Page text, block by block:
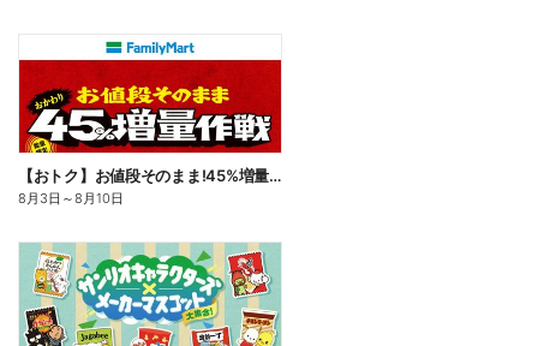
【おトク】お値段そのまま!45%増量作戦!
8月3日 ～8月10日